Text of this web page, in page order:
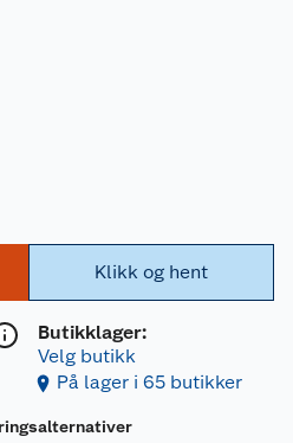
Klikk og hent
Butikklager:
Velg butikk
På lager i 65 butikker